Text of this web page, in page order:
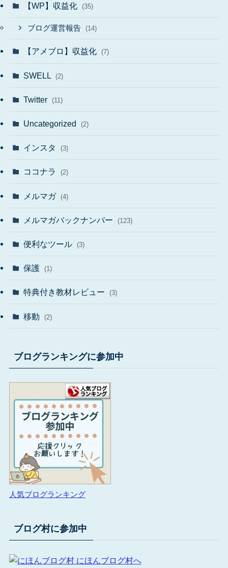
【WP】収益化 (35)
ブログ運営報告 (14)
【アメブロ】収益化 (7)
SWELL (2)
Twitter (11)
Uncategorized (2)
インスタ (3)
ココナラ (2)
メルマガ (4)
メルマガバックナンバー (123)
便利なツール (3)
保護 (1)
特典付き教材レビュー (3)
移動 (2)
ブログランキングに参加中
人気ブログランキング
ブログ村に参加中